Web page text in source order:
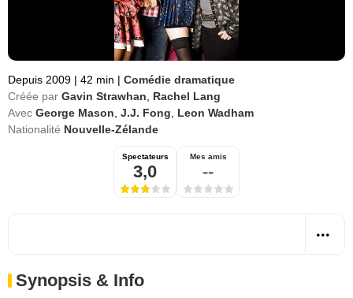
Depuis 2009 | 42 min | Comédie dramatique
Créée par Gavin Strawhan
Rachel Lang
Avec George Mason J.J. Fong
Leon Wadham
Nationalité Nouvelle-Zélande
Spectateurs
3,0
Mes amis
--
Synopsis & Info